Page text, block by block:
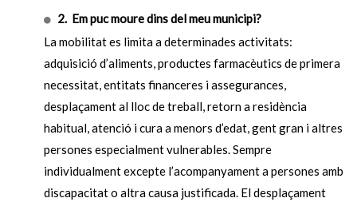
2. Em puc moure dins del meu municipi?
La mobilitat es limita a determinades activitats:
adquisició d’aliments, productes farmacèutics de primera
necessitat, entitats financeres i assegurances,
desplaçament al lloc de treball, retorn a residència
habitual, atenció i cura a menors d’edat, gent gran i altres
persones especialment vulnerables. Sempre
individualment excepte l’acompanyament a persones amb
discapacitat o altra causa justificada. El desplaçament